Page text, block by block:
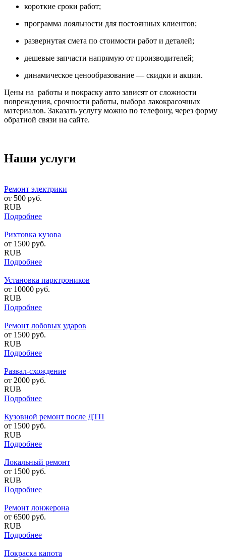
короткие сроки работ;
программа лояльности для постоянных клиентов;
развернутая смета по стоимости работ и деталей;
дешевые запчасти напрямую от производителей;
динамическое ценообразование — скидки и акции.
Цены на работы и покраску авто зависят от сложности
повреждения, срочности работы, выбора лакокрасочных
материалов. Заказать услугу можно по телефону, через форму
обратной связи на сайте.
Наши услуги
Ремонт электрики
от 500 руб.
RUB
Подробнее
Рихтовка кузова
от 1500 руб.
RUB
Подробнее
Установка парктроников
от 10000 руб.
RUB
Подробнее
Ремонт лобовых ударов
от 1500 руб.
RUB
Подробнее
Развал-схождение
от 2000 руб.
RUB
Подробнее
Кузовной ремонт после ДТП
от 1500 руб.
RUB
Подробнее
Локальный ремонт
от 1500 руб.
RUB
Подробнее
Ремонт лонжерона
от 6500 руб.
RUB
Подробнее
Покраска капота